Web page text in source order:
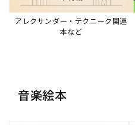
アレクサンダー・テクニーク関連
本など
音楽絵本